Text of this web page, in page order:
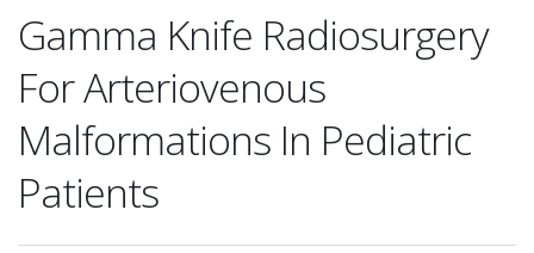
Gamma Knife Radiosurgery
For Arteriovenous
Malformations In Pediatric
Patients